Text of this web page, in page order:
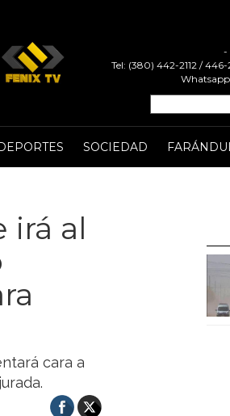
-
Tel: (380) 442-2112 /
SOCIEDAD
al
cara a